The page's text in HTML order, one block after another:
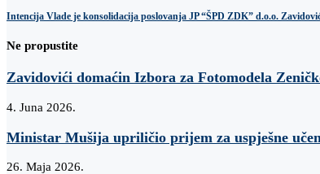
Intencija Vlade je konsolidacija poslovanja JP “ŠPD ZDK” d.o.o.
Ne propustite
Zavidovići domaćin Izbora za Fotomodela
4. Juna 2026.
Ministar Mušija upriličio prijem za uspješne
26. Maja 2026.